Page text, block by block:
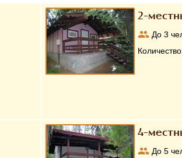
2-
До 3
4-
До 5